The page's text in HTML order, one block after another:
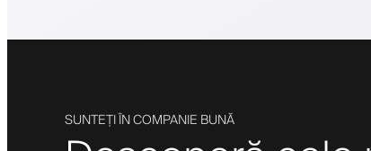
SUNTEȚI ÎN COMPANIE BUNĂ